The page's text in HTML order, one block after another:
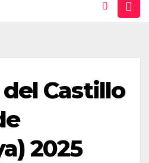
Castillo
2025